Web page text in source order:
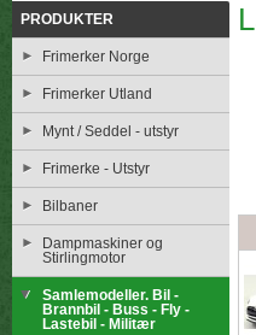
PRODUKTER
Frimerker Norge
Frimerker Utland
Mynt / Seddel - utstyr
Frimerke - Utstyr
Bilbaner
Dampmaskiner og
Stirlingmotor
Samlemodeller. Bil -
Brannbil - Buss - Fly -
Lastebil - Militær